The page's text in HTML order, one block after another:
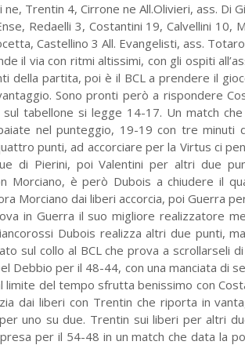
ne, Trentin 4, Cirrone ne All.Olivieri, ass. Di
Redaelli 3, Costantini 19, Calvellini 10,
Castellino 3 All. Evangelisti, ass.
il via con ritmi altissimi, con gli ospiti
della partita, poi è il BCL a prendere il
Sono pronti però a rispondere
sul tabellone si legge 14-17. Un match
nel punteggio, 19-19 con tre minuti
punti, ad accorciare per la Virtus ci
di Pierini, poi Valentini per altri due
Morciano, è però Dubois a chiudere il
Morciano dai liberi accorcia, poi Guerra
in Guerra il suo migliore realizzatore
Dubois realizza altri due punti,
sul collo al BCL che prova a scrollarseli
Debbio per il 48-44, con una manciata di
limite del tempo sfrutta benissimo con
dai liberi con Trentin che riporta in
uno su due. Trentin sui liberi per altri
per il 54-48 in un match che data la